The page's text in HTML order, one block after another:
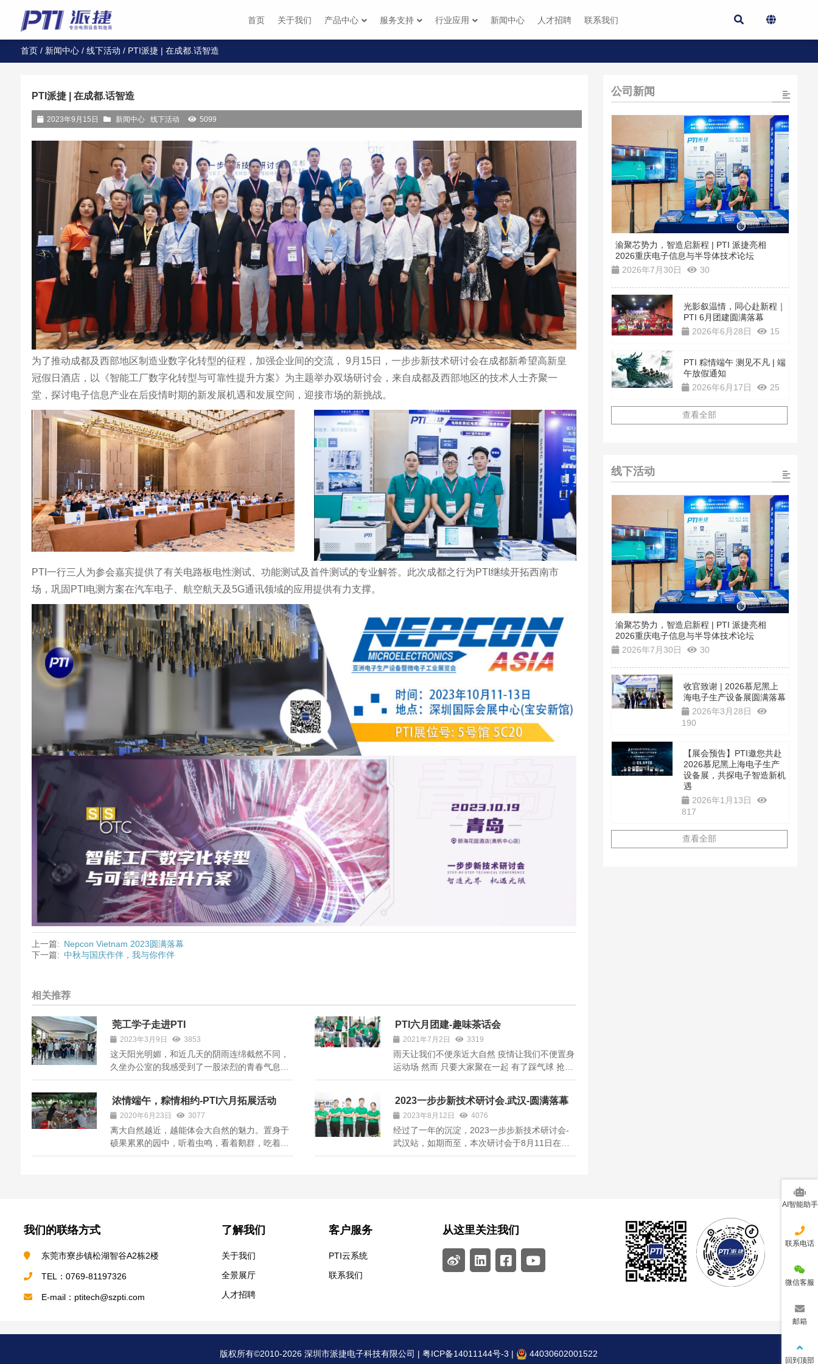
首页 关于我们 产品中心 服务支持 行业应用 新闻中心 人才招聘 联系我们
首页/ 新闻中心/ 线下活动 / PTI派捷 | 在成都.话智造
PTI派捷 | 在成都.话智造
2023年9月15日 新闻中心 线下活动 5099
为了推动成都及西部地区制造业数字化转型的征程，加强企业间的交流， 9月15日，一步步新技术研讨会在成都新希望高新皇
冠假日酒店，以《智能工厂数字化转型与可靠性提升方案》为主题举办双场研讨会，来自成都及西部地区的技术人士齐聚一
堂，探讨电子信息产业在后疫情时期的新发展机遇和发展空间，迎接市场的新挑战。
PTI一行三人为参会嘉宾提供了有关电路板电性测试、功能测试及首件测试的专业解答。此次成都之行为PTI继续开拓西南市
场，巩固PTI电测方案在汽车电子、航空航天及5G通讯领域的应用提供有力支撑。
上一篇: Nepcon Vietnam 2023圆满落幕
下一篇: 中秋与国庆作伴，我与你作伴
相关推荐
莞工学子走进PTI
2023年3月9日 3853
这天阳光明媚，和近几天的阴雨连绵截然不同，
久坐办公室的我感受到了一股浓烈的青春气息。
来自东莞理工的三十多名应届毕业生，在两位就
观路线，在专人的带领讲解下对PTI的综合办公
区，休闲阅读区，文化长廊，产品展厅及装...
PTI六月团建-趣味茶话会
2021年7月2日 3319
雨天让我们不便亲近大自然 疫情让我们不便置身
运动场 然而 只要大家聚在一起 有了踩气球 抢凳
子 萝卜蹲 挤眉弄眼 这一系列互动性极强的游戏
备的各式美食 六月的结束 标志着2021年已经过
半 时光总是在不知不觉中 匆匆流逝...
浓情端午，粽情相约-PTI六月拓展活动
2020年6月23日 3077
离大自然越近，越能体会大自然的魅力。置身于
硕果累累的园中，听着虫鸣，看着鹅群，吃着刚
刚摘下了果实，一切都是那美好。就在这美好的
2023一步步新技术研讨会.武汉-圆满落幕
2023年8月12日 4076
经过了一年的沉淀，2023一步步新技术研讨会-
武汉站，如期而至，本次研讨会于8月11日在武
汉光谷万豪酒店顺利举办。近年来，武汉持续推
公司新闻
渝聚芯势力，智造启新程 | PTI 派捷亮相
2026重庆电子信息与半导体技术论坛
2026年7月30日
30
光影叙温情，同心赴新程｜
PTI 6月团建圆满落幕
2026年6月28日
15
PTI 粽情端午 测见不凡 | 端
午放假通知
2026年6月17日
25
查看全部
线下活动
渝聚芯势力，智造启新程 | PTI 派捷亮相
2026重庆电子信息与半导体技术论坛
2026年7月30日
30
收官致谢 | 2026慕尼黑上
海电子生产设备展圆满落幕
2026年3月28日
190
【展会预告】PTI邀您共赴
2026慕尼黑上海电子生产
设备展，共探电子智造新机
遇
2026年1月13日
817
查看全部
我们的联络方式
东莞市寮步镇松湖智谷A2栋2楼
TEL：0769-81197326
E-mail：ptitech@szpti.com
了解我们
关于我们
全景展厅
人才招聘
客户服务
PTI云系统
联系我们
从这里关注我们
版权所有©2010-2026 深圳市派捷电子科技有限公司 | 粤ICP备14011144号-3 | 44030602001522
AI智能助手
联系电话
微信客服
邮箱
回到顶部